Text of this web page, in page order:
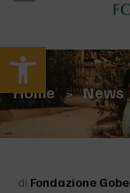
Apri la barra degli strumenti
Home > News
di Fondazione